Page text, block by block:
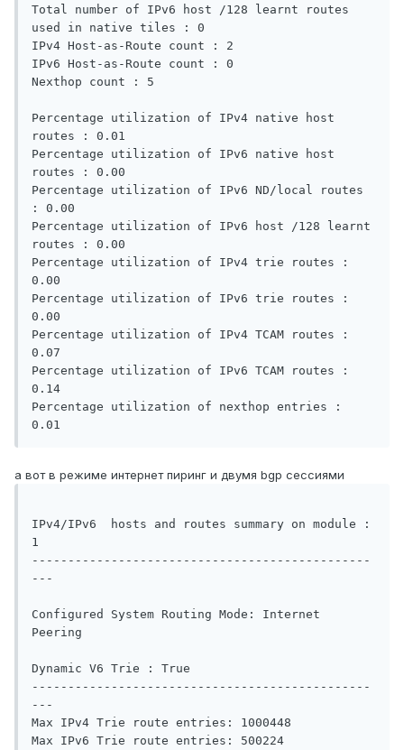
Total number of IPv6 host /128 learnt routes
used in native tiles : 0
IPv4 Host-as-Route count : 2
IPv6 Host-as-Route count : 0
Nexthop count : 5
Percentage utilization of IPv4 native host
routes : 0.01
Percentage utilization of IPv6 native host
routes : 0.00
Percentage utilization of IPv6 ND/local routes
: 0.00
Percentage utilization of IPv6 host /128 learnt
routes : 0.00
Percentage utilization of IPv4 trie routes :
0.00
Percentage utilization of IPv6 trie routes :
0.00
Percentage utilization of IPv4 TCAM routes :
0.07
Percentage utilization of IPv6 TCAM routes :
0.14
Percentage utilization of nexthop entries :
а вот в режиме интернет пиринг и двумя bgp сессиями
IPv4/IPv6  hosts and routes summary on module :
1
-----------------------------------------------
---
Configured System Routing Mode: Internet
Peering
Dynamic V6 Trie : True
-----------------------------------------------
---
Max IPv4 Trie route entries: 1000448
Max IPv6 Trie route entries: 500224